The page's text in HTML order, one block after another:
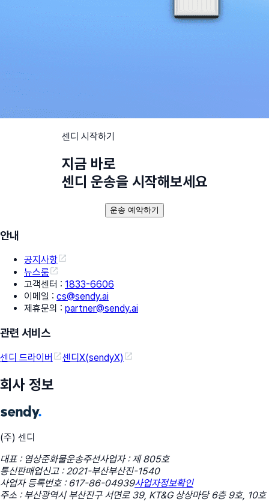
센디 시작하기
지금 바로
센디 운송을 시작해보세요
운송 예약하기
안내
공지사항
뉴스룸
고객센터 : 1833-6606
이메일 : cs@sendy.ai
제휴문의 : partner@sendy.ai
관련 서비스
센디 드라이버 센디X(sendyX)
회사 정보
(주) 센디
대표 : 염상준화물운송주선사업자 : 제 805호
통신판매업신고 : 2021-부산부산진-1540
사업자 등록번호 : 617-86-04939사업자정보확인
주소 : 부산광역시 부산진구 서면로 39, KT&G 상상마당 6층 9호, 10호